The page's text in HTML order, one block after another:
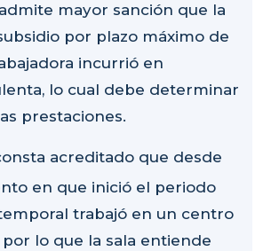
mayor sanción que la
por plazo máximo de
incurrió en
lo cual debe determinar
prestaciones.
acreditado que desde
en que inició el periodo
trabajó en un centro
lo que la sala entiende